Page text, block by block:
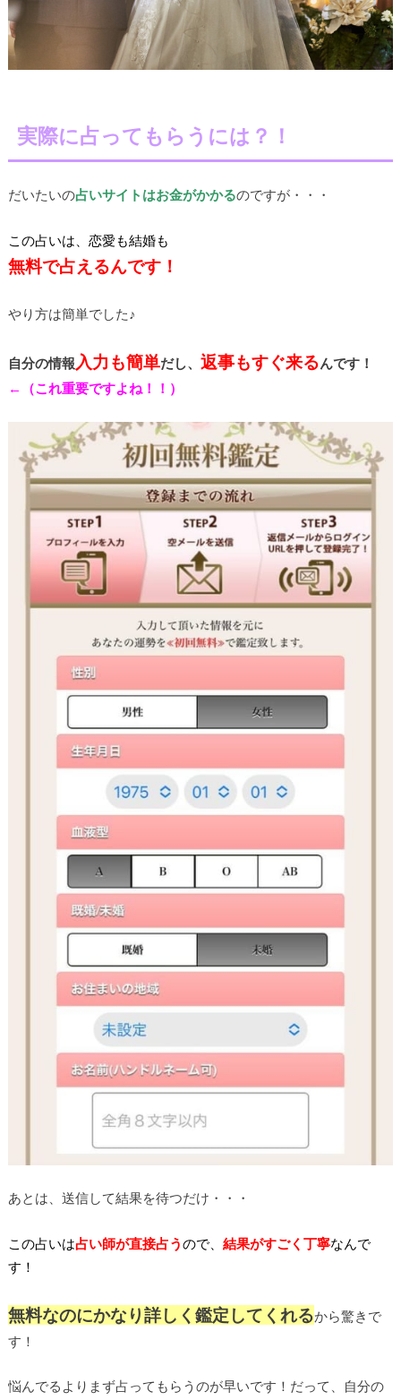
実際に占ってもらうには？！
だいたいの占いサイトはお金がかかるのですが・・・
この占いは、恋愛も結婚も
無料で占えるんです！
やり方は簡単でした♪
自分の情報 入力も簡単だし、 返事もすぐ来るんです！
←（これ重要ですよね！！）
あとは、送信して結果を待つだけ・・・
この占いは占い師が直接占うので、 結果がすごく丁寧なんで
す！
無料なのにかなり詳しく鑑定してくれるから驚きで
す！
悩んでるよりまず占ってもらうのが早いです！だって、自分の